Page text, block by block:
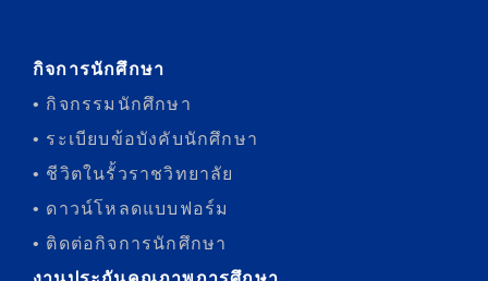
กิจการนักศึกษา
• กิจกรรมนักศึกษา
• ระเบียบข้อบังคับนักศึกษา
• ชีวิตในรั้วราชวิทยาลัย
• ดาวน์โหลดแบบฟอร์ม
• ติดต่อกิจการนักศึกษา